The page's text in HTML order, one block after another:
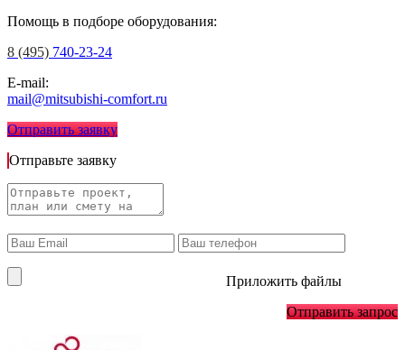
Помощь в подборе оборудования:
8 (495) 740-23-24
E-mail:
mail@mitsubishi-comfort.ru
Отправить заявку
Отправьте заявку
Приложить файлы
Отправить запрос